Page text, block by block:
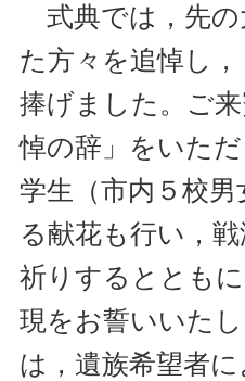
式典では，先の
た方々を追悼し
捧げました。ご
悼の辞」をいた
学生（市内５校
る献花も行い，
祈りするととも
現をお誓いいた
は，遺族希望者に